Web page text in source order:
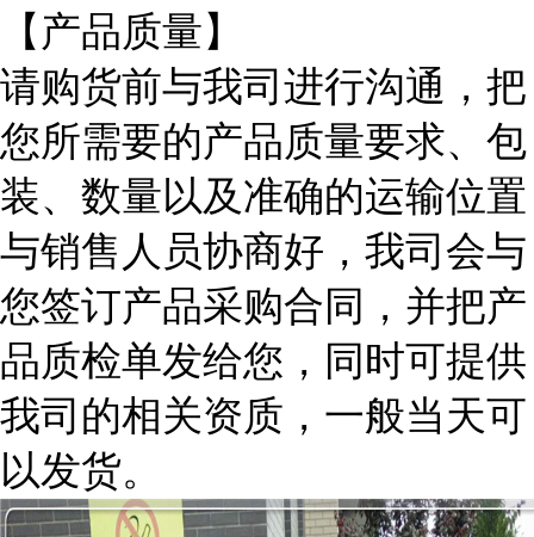
【产品质量】
请购货前与我司进行沟通，把
您所需要的产品质量要求、包
装、数量以及准确的运输位置
与销售人员协商好，我司会与
您签订产品采购合同，并把产
品质检单发给您，同时可提供
我司的相关资质，一般当天可
以发货。